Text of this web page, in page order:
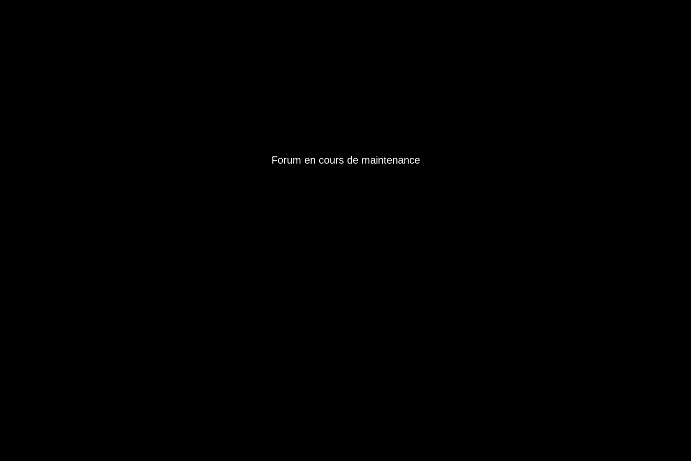
Forum en cours de maintenance